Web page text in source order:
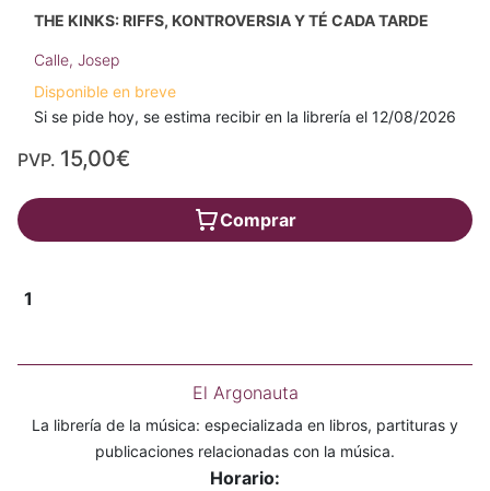
THE KINKS: RIFFS, KONTROVERSIA Y TÉ CADA TARDE
Calle, Josep
Disponible en breve
Si se pide hoy, se estima recibir en la librería el 12/08/2026
PVP. 15,00€
Comprar
1
El Argonauta
La librería de la música: especializada en libros, partituras y
publicaciones relacionadas con la música.
Horario: